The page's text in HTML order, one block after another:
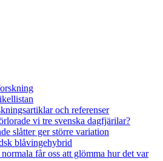
och referenser
vi tre svenska dagfjärilar?
slåtter ger större variation
blåvingehybrid
får oss att glömma hur det var